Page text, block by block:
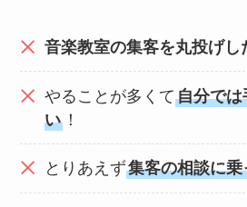
音楽教室の集客を丸投げし
やることが多くて自分では
い ！
とりあえず集客の相談に乗